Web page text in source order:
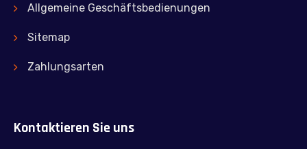
Allgemeine Geschäftsbedienungen
Sitemap
Zahlungsarten
Kontaktieren Sie uns